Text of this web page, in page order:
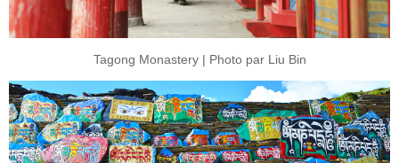
Tagong Monastery | Photo par Liu Bin